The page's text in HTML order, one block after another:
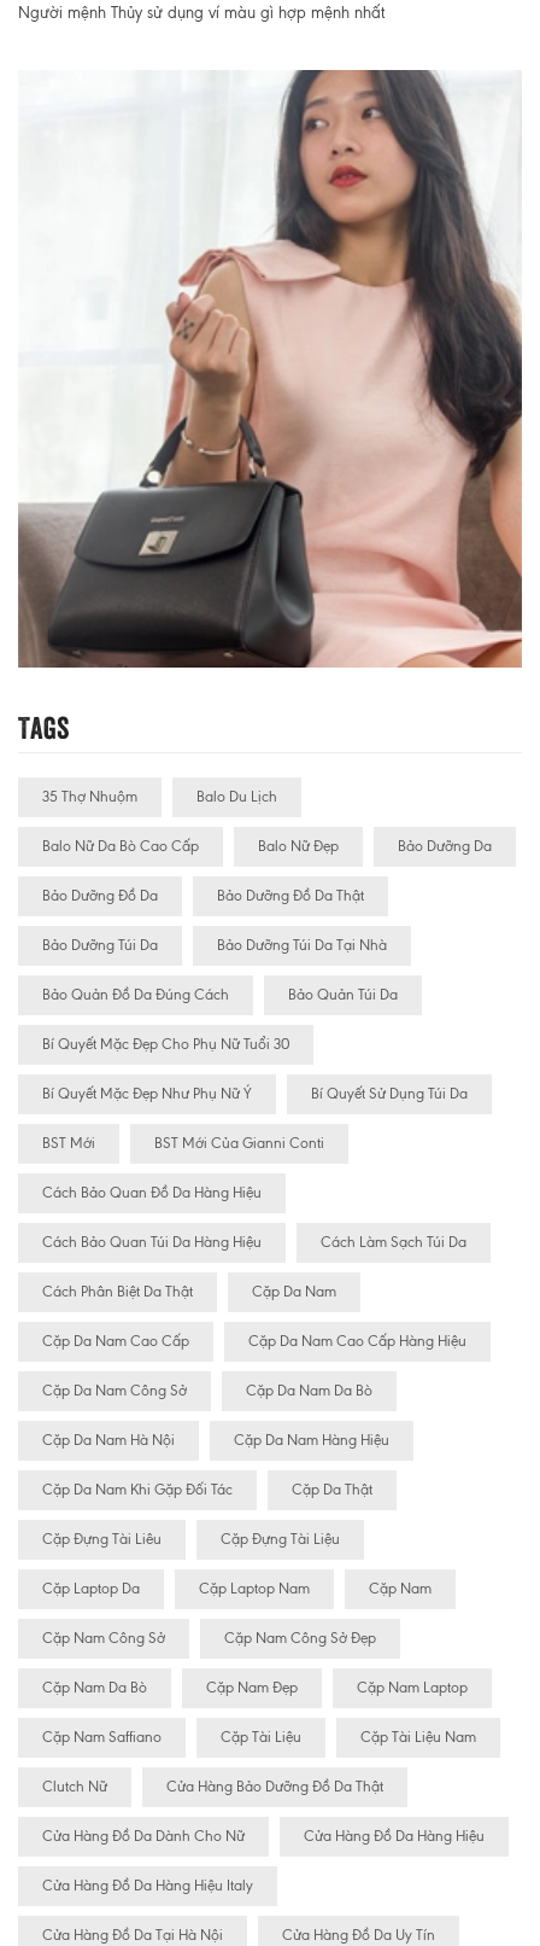
Người mệnh Thủy sử dụng ví màu gì hợp mệnh nhất
Tags
35 Thợ Nhuộm Balo Du Lịch
Balo Nữ Da Bò Cao Cấp Balo Nữ Đẹp Bảo Dưỡng Da
Bảo Dưỡng Đồ Da Bảo Dưỡng Đồ Da Thật
Bảo Dưỡng Túi Da Bảo Dưỡng Túi Da Tại Nhà
Bảo Quản Đồ Da Đúng Cách Bảo Quản Túi Da
Bí Quyết Mặc Đẹp Cho Phụ Nữ Tuổi 30
Bí Quyết Mặc Đẹp Như Phụ Nữ Ý Bí Quyết Sử Dụng Túi Da
BST Mới BST Mới Của Gianni Conti
Cách Bảo Quan Đồ Da Hàng Hiệu
Cách Bảo Quan Túi Da Hàng Hiệu Cách Làm Sạch Túi Da
Cách Phân Biệt Da Thật Cặp Da Nam
Cặp Da Nam Cao Cấp Cặp Da Nam Cao Cấp Hàng Hiệu
Cặp Da Nam Công Sở Cặp Da Nam Da Bò
Cặp Da Nam Hà Nội Cặp Da Nam Hàng Hiệu
Cặp Da Nam Khi Gặp Đối Tác Cặp Da Thật
Cặp Đựng Tài Liêu Cặp Đựng Tài Liệu
Cặp Laptop Da Cặp Laptop Nam Cặp Nam
Cặp Nam Công Sở Cặp Nam Công Sở Đẹp
Cặp Nam Da Bò Cặp Nam Đẹp Cặp Nam Laptop
Cặp Nam Saffiano Cặp Tài Liệu Cặp Tài Liệu Nam
Clutch Nữ Cửa Hàng Bảo Dưỡng Đồ Da Thật
Cửa Hàng Đồ Da Dành Cho Nữ Cửa Hàng Đồ Da Hàng Hiệu
Cửa Hàng Đồ Da Hàng Hiệu Italy
Cửa Hàng Đồ Da Tại Hà Nội Cửa Hàng Đồ Da Uy Tín